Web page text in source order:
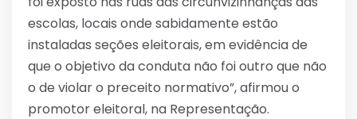
escolas, locais onde sabidamente estão
instaladas seções eleitorais, em evidência de
que o objetivo da conduta não foi outro que não
o de violar o preceito normativo”, afirmou o
promotor eleitoral, na Representação.